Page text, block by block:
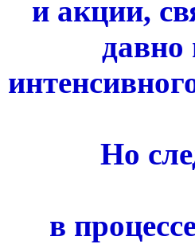
и акции,
давно
Но
в